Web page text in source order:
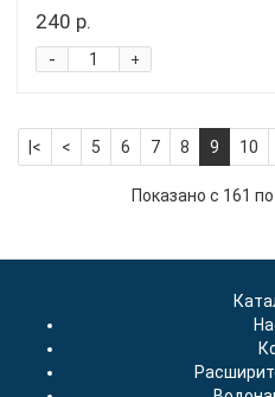
240 р.
+
-
|< < 5 6 7 8 9 10
Показано с 161